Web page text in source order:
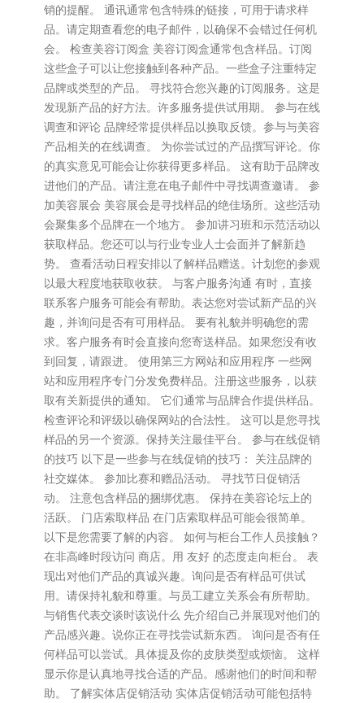
销的提醒。 通讯通常包含特殊的链接，可用于请求样
品。请定期查看您的电子邮件，以确保不会错过任何机
会。 检查美容订阅盒 美容订阅盒通常包含样品。订阅
这些盒子可以让您接触到各种产品。一些盒子注重特定
品牌或类型的产品。 寻找符合您兴趣的订阅服务。这是
发现新产品的好方法。许多服务提供试用期。 参与在线
调查和评论 品牌经常提供样品以换取反馈。参与与美容
产品相关的在线调查。 为你尝试过的产品撰写评论。你
的真实意见可能会让你获得更多样品。 这有助于品牌改
进他们的产品。请注意在电子邮件中寻找调查邀请。 参
加美容展会 美容展会是寻找样品的绝佳场所。这些活动
会聚集多个品牌在一个地方。 参加讲习班和示范活动以
获取样品。您还可以与行业专业人士会面并了解新趋
势。 查看活动日程安排以了解样品赠送。计划您的参观
以最大程度地获取收获。 与客户服务沟通 有时，直接
联系客户服务可能会有帮助。表达您对尝试新产品的兴
趣，并询问是否有可用样品。 要有礼貌并明确您的需
求。客户服务有时会直接向您寄送样品。如果您没有收
到回复，请跟进。 使用第三方网站和应用程序 一些网
站和应用程序专门分发免费样品。注册这些服务，以获
取有关新提供的通知。 它们通常与品牌合作提供样品。
检查评论和评级以确保网站的合法性。 这可以是您寻找
样品的另一个资源。保持关注最佳平台。 参与在线促销
的技巧 以下是一些参与在线促销的技巧： 关注品牌的
社交媒体。 参加比赛和赠品活动。 寻找节日促销活
动。 注意包含样品的捆绑优惠。 保持在美容论坛上的
活跃。 门店索取样品 在门店索取样品可能会很简单。
以下是您需要了解的内容。 如何与柜台工作人员接触？
在非高峰时段访问 商店。用 友好 的态度走向柜台。 表
现出对他们产品的真诚兴趣。询问是否有样品可供试
用。请保持礼貌和尊重。与员工建立关系会有所帮助。
与销售代表交谈时该说什么 先介绍自己并展现对他们的
产品感兴趣。说你正在寻找尝试新东西。 询问是否有任
何样品可以尝试。具体提及你的皮肤类型或烦恼。 这样
显示你是认真地寻找合适的产品。感谢他们的时间和帮
助。 了解实体店促销活动 实体店促销活动可能包括特